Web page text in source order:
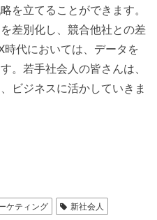
を立てることができます。
差別化し、競合他社との差
代においては、データを
。若手社会人の皆さんは、
ビジネスに活かしていきま
ケティング
新社会人